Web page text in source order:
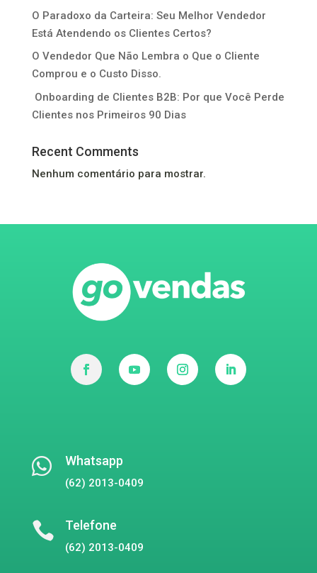
O Paradoxo da Carteira: Seu Melhor Vendedor
Está Atendendo os Clientes Certos?
O Vendedor Que Não Lembra o Que o Cliente
Comprou e o Custo Disso.
Onboarding de Clientes B2B: Por que Você Perde
Clientes nos Primeiros 90 Dias
Recent Comments
Nenhum comentário para mostrar.
 Whatsapp
(62) 2013-0409
 Telefone
(62) 2013-0409